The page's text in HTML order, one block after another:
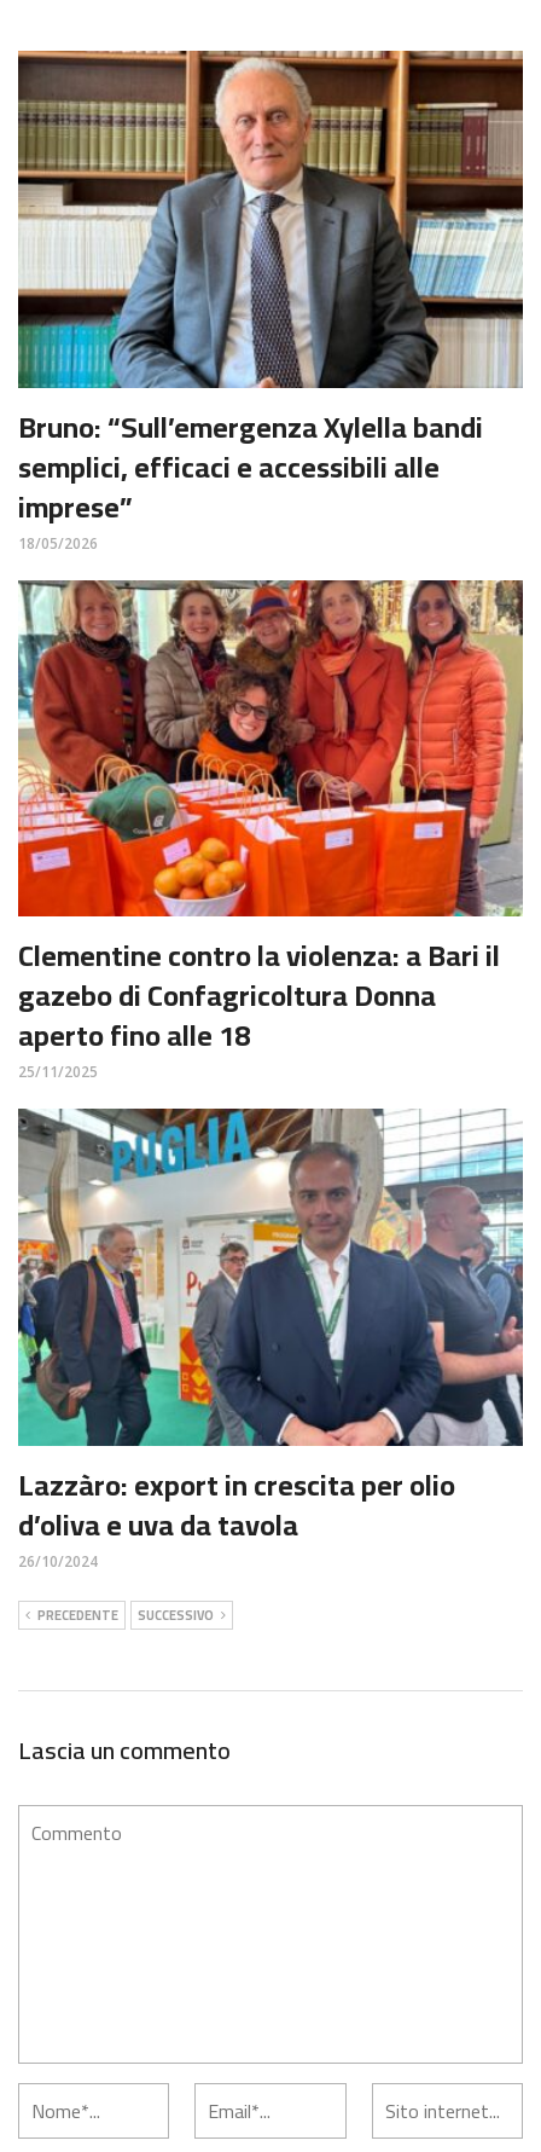
Bruno: “Sull’emergenza Xylella bandi
semplici, efficaci e accessibili alle
imprese”
18/05/2026
Clementine contro la violenza: a Bari il
gazebo di Confagricoltura Donna
aperto fino alle 18
25/11/2025
Lazzàro: export in crescita per olio
d’oliva e uva da tavola
26/10/2024
PRECEDENTE SUCCESSIVO
Lascia un commento